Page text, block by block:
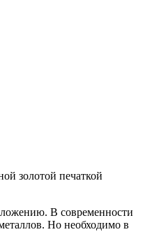
золотой печаткой
В современности
Но необходимо в